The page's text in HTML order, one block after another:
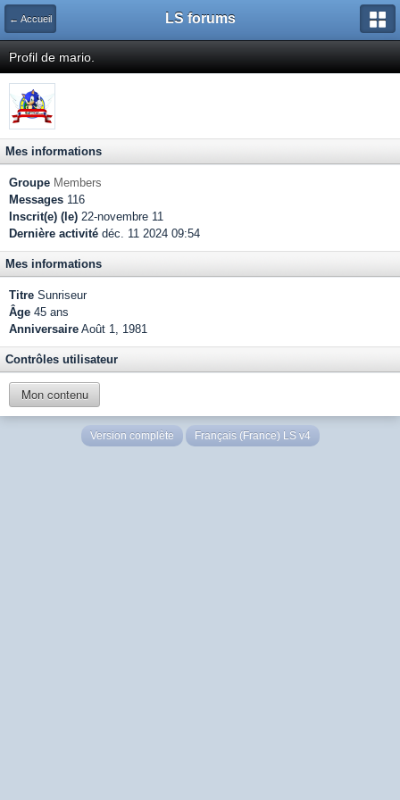
← Accueil LS forums
Profil de mario.
Mes informations
Groupe Members
Messages 116
Inscrit(e) (le) 22-novembre 11
Dernière activité déc. 11 2024 09:54
Mes informations
Titre Sunriseur
Âge 45 ans
Anniversaire Août 1, 1981
Contrôles utilisateur
Mon contenu
Version complète Français (France) LS v4